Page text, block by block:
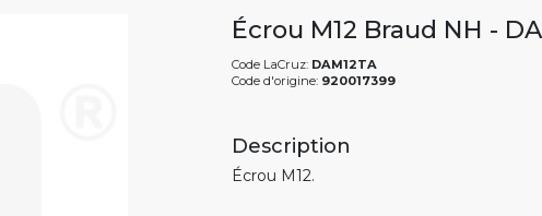
Écrou M12 Braud NH -
Code LaCruz: DAM12TA
Code d'origine: 920017399
Description
Écrou M12.